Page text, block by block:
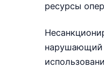
ресурсы
нарушающий